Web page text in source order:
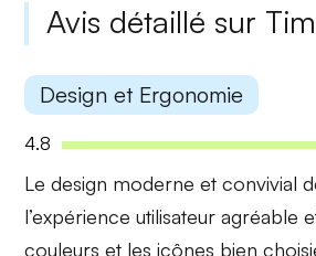
Avis détaillé sur
Design et Ergonomie
4.8
Ledesign moderne etconvivial
l’expérience utilisateur agréable
couleurs et les icônes bien